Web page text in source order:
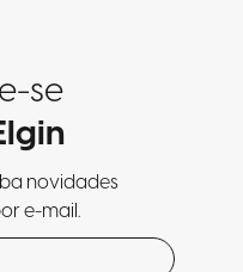
se
novidades
e-mail.